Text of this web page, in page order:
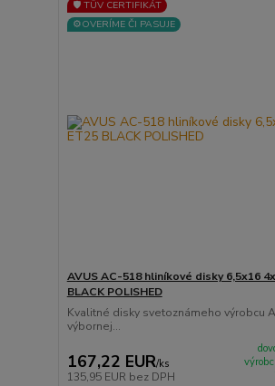
🛡️ TÜV CERTIFIKÁT
⚙️OVERÍME ČI PASUJE
AVUS AC-518 hliníkové disky 6,5x16
BLACK POLISHED
Kvalitné disky svetoznámeho výrobcu
výbornej...
167,22 EUR/ks
135,95 EUR bez DPH